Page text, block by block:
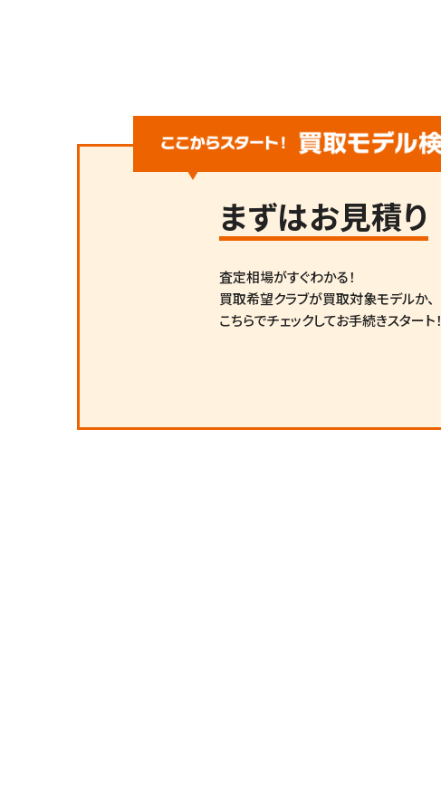
まずはお見積り
査定相場がすぐわかる！
買取希望クラブが買取対象モデルか、
こちらでチェックしてお手続きスタート！